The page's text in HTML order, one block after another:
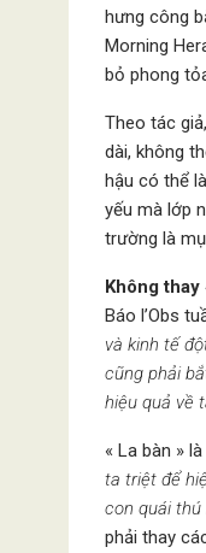
hưng công
Morning
bỏ phong
Theo tác
dài, không
hậu có thể
yếu mà lớp
trường là
Không thay
Báo l’Obs
và kinh tế
cũng phải
hiệu quả về
« La bàn »
ta triệt để
con quái
phải thay